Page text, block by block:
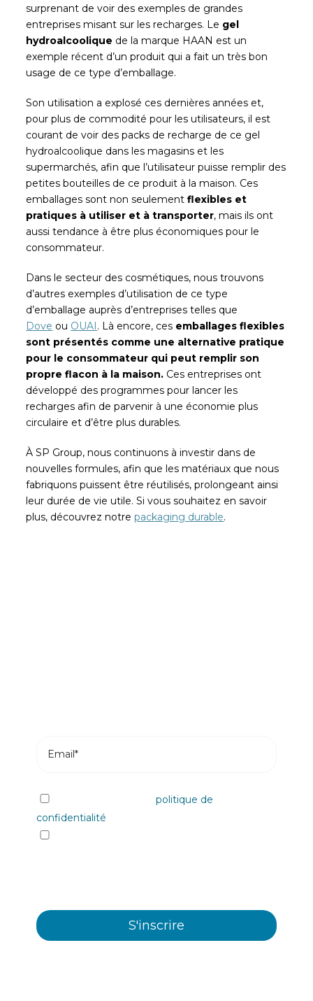
surprenant de voir des exemples de grandes
entreprises misant sur les recharges. Le gel
hydroalcoolique de la marque HAAN est un
exemple récent d’un produit qui a fait un très bon
usage de ce type d’emballage.
Son utilisation a explosé ces dernières années et,
pour plus de commodité pour les utilisateurs, il est
courant de voir des packs de recharge de ce gel
hydroalcoolique dans les magasins et les
supermarchés, afin que l’utilisateur puisse remplir des
petites bouteilles de ce produit à la maison. Ces
emballages sont non seulement flexibles et
pratiques à utiliser et à transporter, mais ils ont
aussi tendance à être plus économiques pour le
consommateur.
Dans le secteur des cosmétiques, nous trouvons
d’autres exemples d’utilisation de ce type
d’emballage auprès d’entreprises telles que
Dove ou OUAI. Là encore, ces emballages flexibles
sont présentés comme une alternative pratique
pour le consommateur qui peut remplir son
propre flacon à la maison. Ces entreprises ont
développé des programmes pour lancer les
recharges afin de parvenir à une économie plus
circulaire et d’être plus durables.
À SP Group, nous continuons à investir dans de
nouvelles formules, afin que les matériaux que nous
fabriquons puissent être réutilisés, prolongeant ainsi
leur durée de vie utile. Si vous souhaitez en savoir
plus, découvrez notrepackaging durable.
J'ai lu et j'accepte lapolitique de
confidentialité